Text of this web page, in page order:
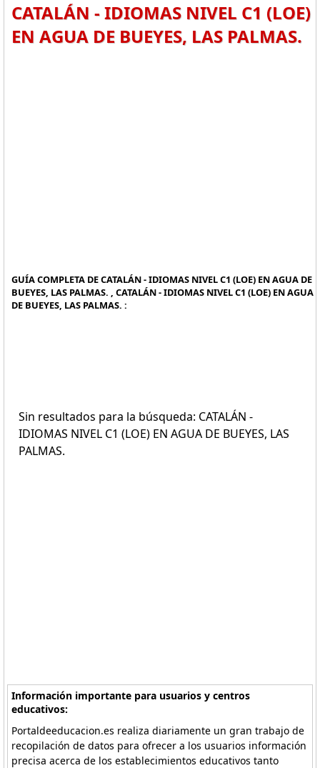
CATALÁN - IDIOMAS NIVEL C1 (LOE)
EN AGUA DE BUEYES, LAS PALMAS.
GUÍA COMPLETA DE CATALÁN - IDIOMAS NIVEL C1 (LOE) EN AGUA DE
BUEYES, LAS PALMAS. , CATALÁN - IDIOMAS NIVEL C1 (LOE) EN AGUA
DE BUEYES, LAS PALMAS. :
Sin resultados para la búsqueda: CATALÁN -
IDIOMAS NIVEL C1 (LOE) EN AGUA DE BUEYES, LAS
PALMAS.
Información importante para usuarios y centros
educativos:
Portaldeeducacion.es realiza diariamente un gran trabajo de
recopilación de datos para ofrecer a los usuarios información
precisa acerca de los establecimientos educativos tanto